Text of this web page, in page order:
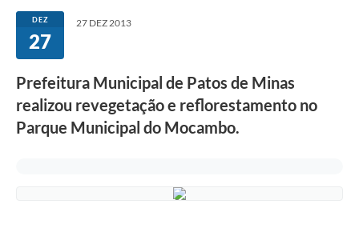
DEZ
27
27 DEZ 2013
Prefeitura Municipal de Patos de Minas
realizou revegetação e reflorestamento no
Parque Municipal do Mocambo.